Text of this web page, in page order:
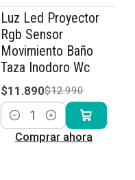
-8% OFF
Luz Led Proyector
Rgb Sensor
Movimiento Baño
Taza Inodoro Wc
$11.890$12.990
Cantidad
Comprar ahora